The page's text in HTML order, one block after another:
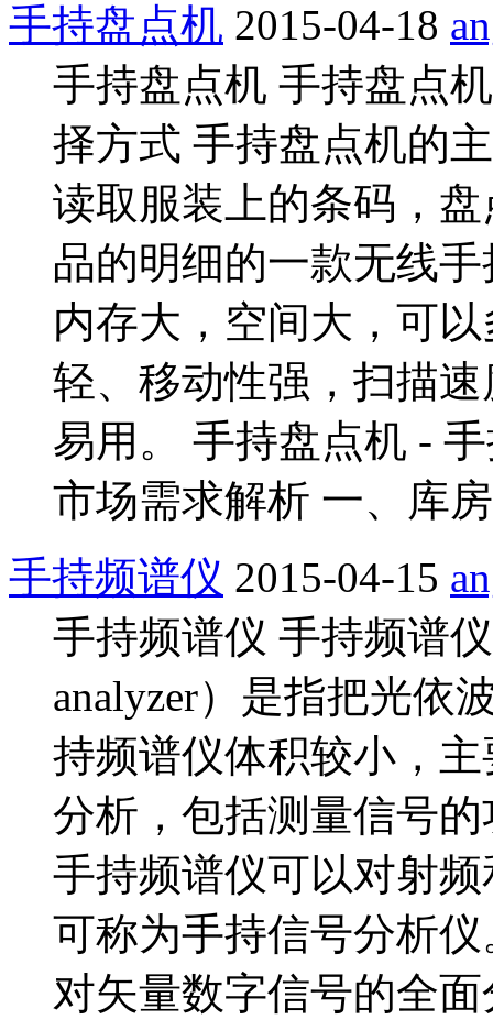
手持盘点机 2015-04-18
手持盘点机 手持盘点
择方式 手持盘点机的
读取服装上的条码，
品的明细的一款无线
内存大，空间大，可
轻、移动性强，扫描
易用。 手持盘点机 -
市场需求解析 一、库
手持频谱仪 2015-04-15
手持频谱仪 手持频谱
analyzer）是指把光依
持频谱仪体积较小，
分析，包括测量信号
手持频谱仪可以对射
可称为手持信号分析
对矢量数字信号的全